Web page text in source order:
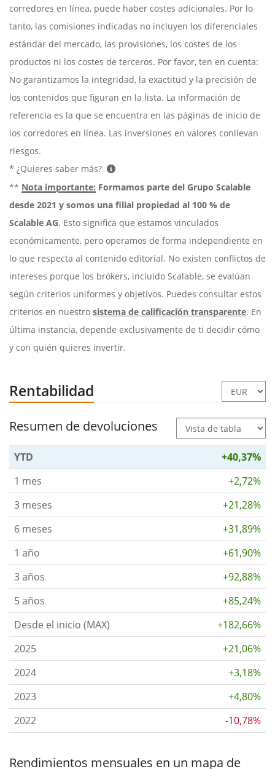
corredores en línea, puede haber costes adicionales. Por lo
tanto, las comisiones indicadas no incluyen los diferenciales
estándar del mercado, las provisiones, los costes de los
productos ni los costes de terceros. Por favor, ten en cuenta:
No garantizamos la integridad, la exactitud y la precisión de
los contenidos que figuran en la lista. La información de
referencia es la que se encuentra en las páginas de inicio de
los corredores en línea. Las inversiones en valores conllevan
riesgos.
* ¿Quieres saber más?
** Nota importante: Formamos parte del Grupo Scalable
desde 2021 y somos una filial propiedad al 100 % de
Scalable AG. Esto significa que estamos vinculados
económicamente, pero operamos de forma independiente en
lo que respecta al contenido editorial. No existen conflictos de
intereses porque los brókers, incluido Scalable, se evalúan
según criterios uniformes y objetivos. Puedes consultar estos
criterios en nuestro sistema de calificación transparente. En
última instancia, depende exclusivamente de ti decidir cómo
y con quién quieres invertir.
Rentabilidad
Resumen de devoluciones
YTD
+40,37%
1 mes
+2,72%
3 meses
+21,28%
6 meses
+31,89%
1 año
+61,90%
3 años
+92,88%
5 años
+85,24%
Desde el inicio (MAX)
+182,66%
2025
+21,06%
2024
+3,18%
2023
+4,80%
2022
-10,78%
Rendimientos mensuales en un mapa de